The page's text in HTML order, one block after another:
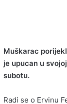
Muškarac
je upucan u
subotu.
Radi se o Ervinu